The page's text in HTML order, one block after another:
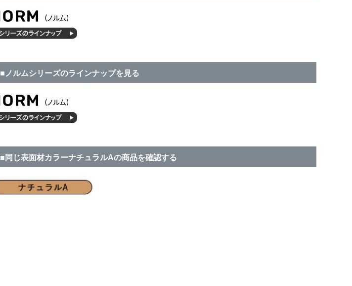
■ノルムシリーズのラインナップを見る
■同じ表面材カラーナチュラルAの商品を確認する